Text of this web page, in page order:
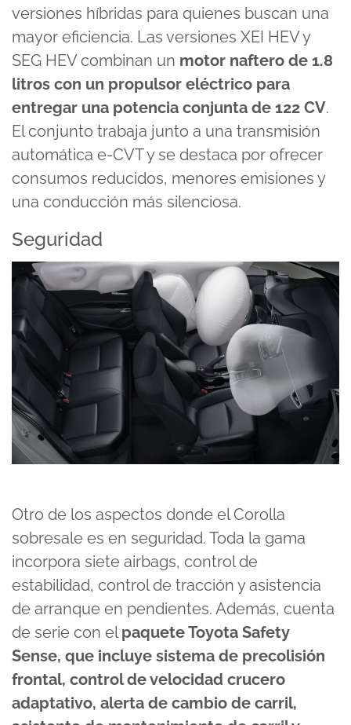
versiones híbridas para quienes buscan una
mayor eficiencia. Las versiones XEI HEV y
SEG HEV combinan un motor naftero de 1.8
litros con un propulsor eléctrico para
entregar una potencia conjunta de 122 CV.
El conjunto trabaja junto a una transmisión
automática e-CVT y se destaca por ofrecer
consumos reducidos, menores emisiones y
una conducción más silenciosa.
Seguridad
Otro de los aspectos donde el Corolla
sobresale es en seguridad. Toda la gama
incorpora siete airbags, control de
estabilidad, control de tracción y asistencia
de arranque en pendientes. Además, cuenta
de serie con elpaquete Toyota Safety
Sense, que incluye sistema de precolisión
frontal, control de velocidad crucero
adaptativo, alerta de cambio de carril,